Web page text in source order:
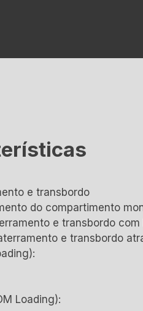
e transbordo
do compartimento
e transbordo
e transbordo
Loading):